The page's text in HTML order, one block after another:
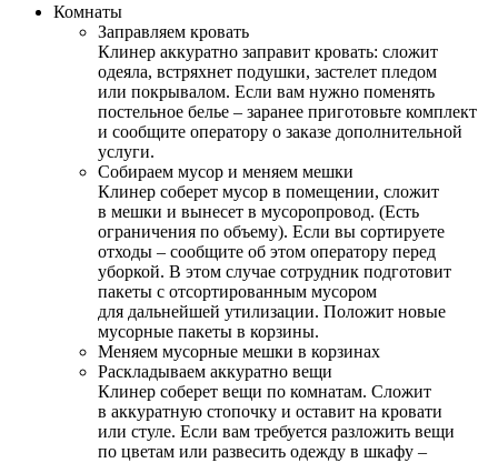
Комнаты
Заправляем кровать
Клинер аккуратно заправит кровать: сложит
одеяла, встряхнет подушки, застелет пледом
или покрывалом. Если вам нужно поменять
постельное белье – заранее приготовьте комплект
и сообщите оператору о заказе дополнительной
услуги.
Собираем мусор и меняем мешки
Клинер соберет мусор в помещении, сложит
в мешки и вынесет в мусоропровод. (Есть
ограничения по объему). Если вы сортируете
отходы – сообщите об этом оператору перед
уборкой. В этом случае сотрудник подготовит
пакеты с отсортированным мусором
для дальнейшей утилизации. Положит новые
мусорные пакеты в корзины.
Меняем мусорные мешки в корзинах
Раскладываем аккуратно вещи
Клинер соберет вещи по комнатам. Сложит
в аккуратную стопочку и оставит на кровати
или стуле. Если вам требуется разложить вещи
по цветам или развесить одежду в шкафу –